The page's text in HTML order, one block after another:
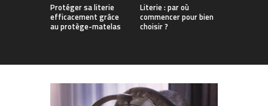
Protéger sa literie
efficacement grâce
au protège-matelas
Literie : par où
commencer pour bien
choisir ?